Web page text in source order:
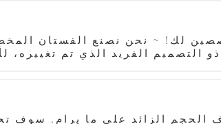
لك! ~ نحن نصنع الفستان
الزائد على ما يرام. سوف